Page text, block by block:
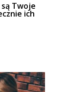
Twoje
ich